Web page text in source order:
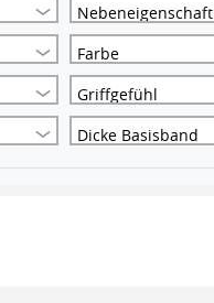
Nebeneigenschaft
Farbe
Griffgefühl
Dicke Basisband